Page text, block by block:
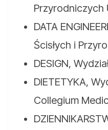
Przyrodniczych
DATA
Ścisłych i
DESIGN,
DIETETYKA,
Collegium